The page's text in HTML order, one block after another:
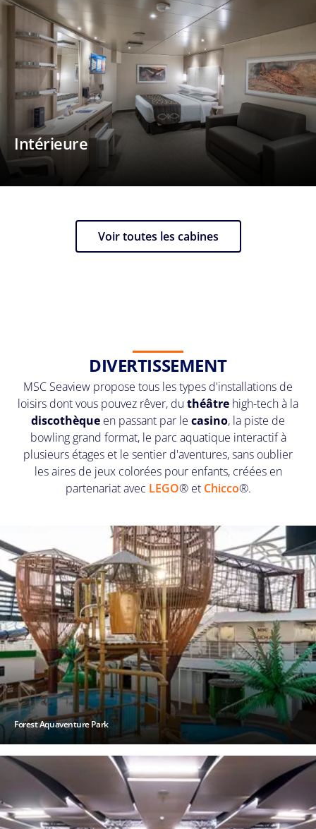
Intérieure
Voir toutes les cabines
DIVERTISSEMENT
MSC Seaview propose tous les types d'installations de
loisirs dont vous pouvez rêver, du théâtre high-tech à la
discothèque en passant par le casino, la piste de
bowling grand format, le parc aquatique interactif à
plusieurs étages et le sentier d'aventures, sans oublier
les aires de jeux colorées pour enfants, créées en
partenariat avec LEGO® et Chicco®.
Forest Aquaventure Park